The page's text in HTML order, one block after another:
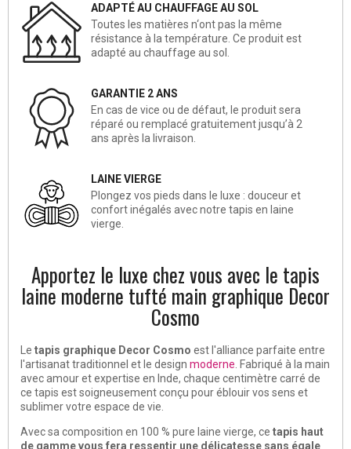
ADAPTÉ AU CHAUFFAGE AU SOL
Toutes les matières n‘ont pas la même
résistance à la température. Ce produit est
adapté au chauffage au sol.
GARANTIE 2 ANS
En cas de vice ou de défaut, le produit sera
réparé ou remplacé gratuitement jusqu’à 2
ans après la livraison.
LAINE VIERGE
Plongez vos pieds dans le luxe : douceur et
confort inégalés avec notre tapis en laine
vierge.
Apportez le luxe chez vous avec le tapis
laine moderne tufté main graphique Decor
Cosmo
Le tapis graphique Decor Cosmo est l'alliance parfaite entre
l'artisanat traditionnel et le design moderne . Fabriqué à la main
avec amour et expertise en Inde, chaque centimètre carré de
ce tapis est soigneusement conçu pour éblouir vos sens et
sublimer votre espace de vie.
Avec sa composition en 100 % pure laine vierge, ce tapis haut
de gamme vous fera ressentir une délicatesse sans égale